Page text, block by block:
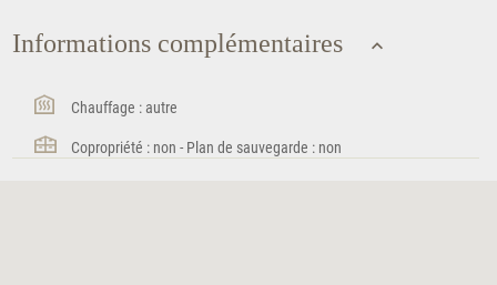
Informations complémentaires
Chauffage : autre
Copropriété : non - Plan de sauvegarde : non